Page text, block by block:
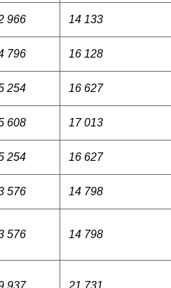
966 14 133
796 16 128
254 16 627
608 17 013
254 16 627
576 14 798
576 14 798